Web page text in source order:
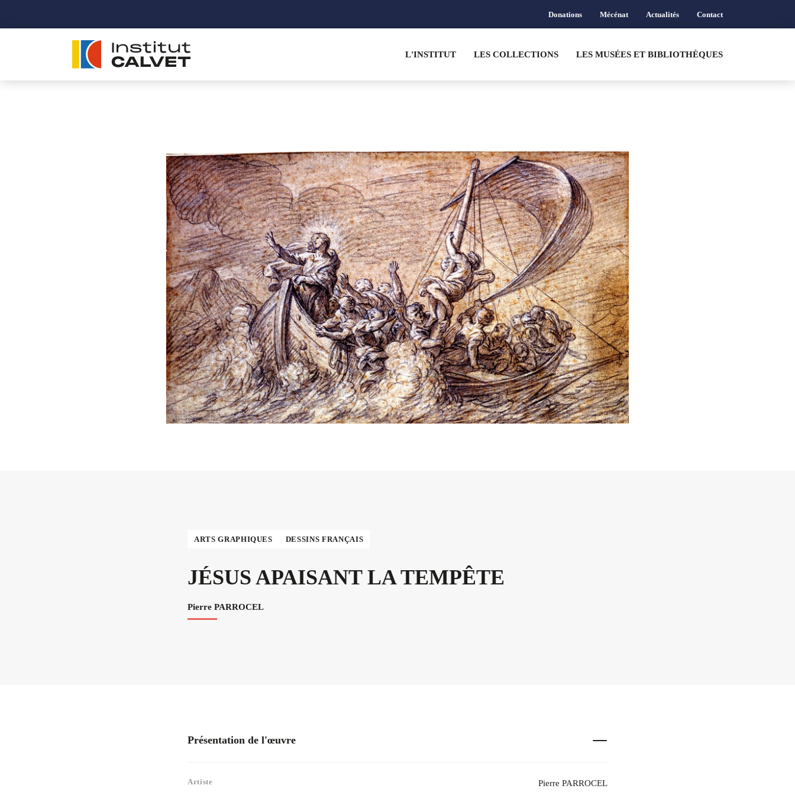
Donations Mécénat Actualités Contact
L'INSTITUT LES COLLECTIONS LES MUSÉES ET BIBLIOTHÈQUES
ARTS GRAPHIQUES DESSINS FRANÇAIS
JÉSUS APAISANT LA TEMPÊTE
Pierre PARROCEL
Présentation de l'œuvre
Artiste Pierre PARROCEL